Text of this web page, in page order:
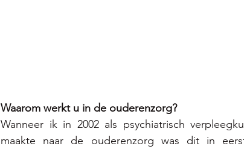
Waarom werkt u in de ouderenzorg?
Wanneer ik in 2002 als psychiatrisch
maakte naar de ouderenzorg was dit in